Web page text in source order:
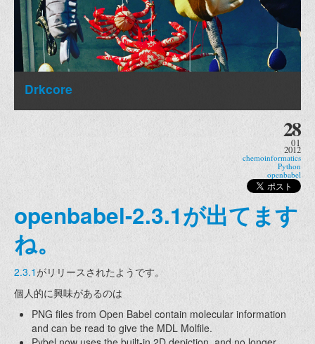
Drkcore
28
01
2012
chemoinformatics
Python
openbabel
openbabel-2.3.1が出てます
ね。
2.3.1がリリースされたようです。
個人的に興味があるのは
PNG files from Open Babel contain molecular information
and can be read to give the MDL Molfile.